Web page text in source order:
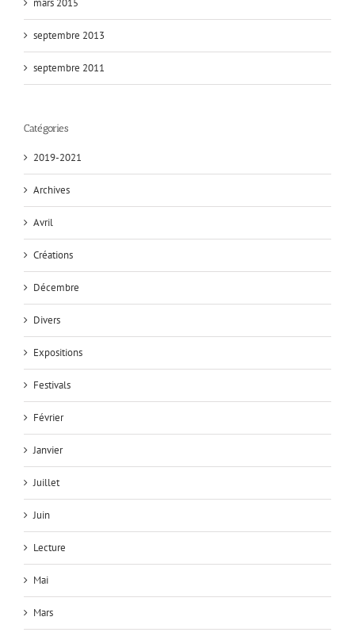
mars 2015
septembre 2013
septembre 2011
Catégories
2019-2021
Archives
Avril
Créations
Décembre
Divers
Expositions
Festivals
Février
Janvier
Juillet
Juin
Lecture
Mai
Mars